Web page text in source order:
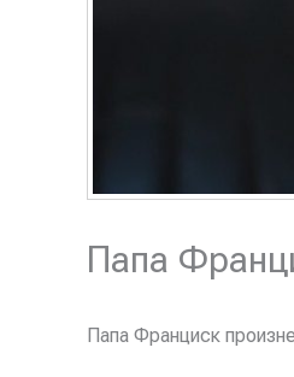
Папа
Папа Франциск